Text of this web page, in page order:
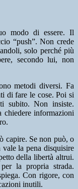
modo di essere. Il
“push”. Non crede
solo perché più
secondo lui, non
metodi diversi. Fa
di fare le cose. Poi si
subito. Non insiste.
chiedere informazioni
capire. Se non può, o
la pena disquisire
della libertà altrui.
la propria strada.
Con rigore, con
inutili.